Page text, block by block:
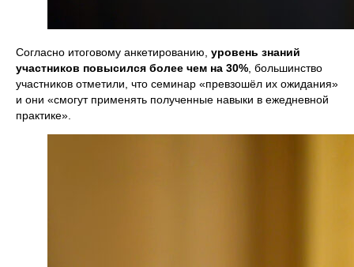
Согласно итоговому анкетированию, уровень знаний
участников повысился более чем на 30% , большинство
участников отметили, что семинар «превзошёл их ожидания»
и они «смогут применять полученные навыки в ежедневной
практике».